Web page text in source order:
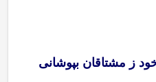
ز مشتاقان بپوشانی